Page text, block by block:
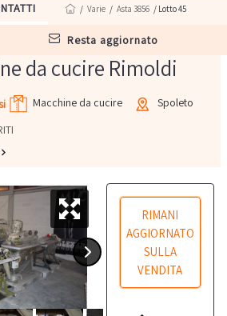
resta aggiornato
/ Varie / Asta 3856 / Lotto 45
da cucire Rimoldi
Macchine da cucire
Spoleto
RIMANI
AGGIORNATO
SULLA
VENDITA